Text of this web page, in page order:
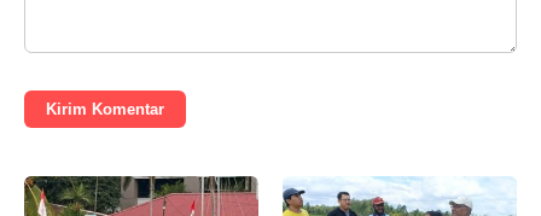
Kirim Komentar